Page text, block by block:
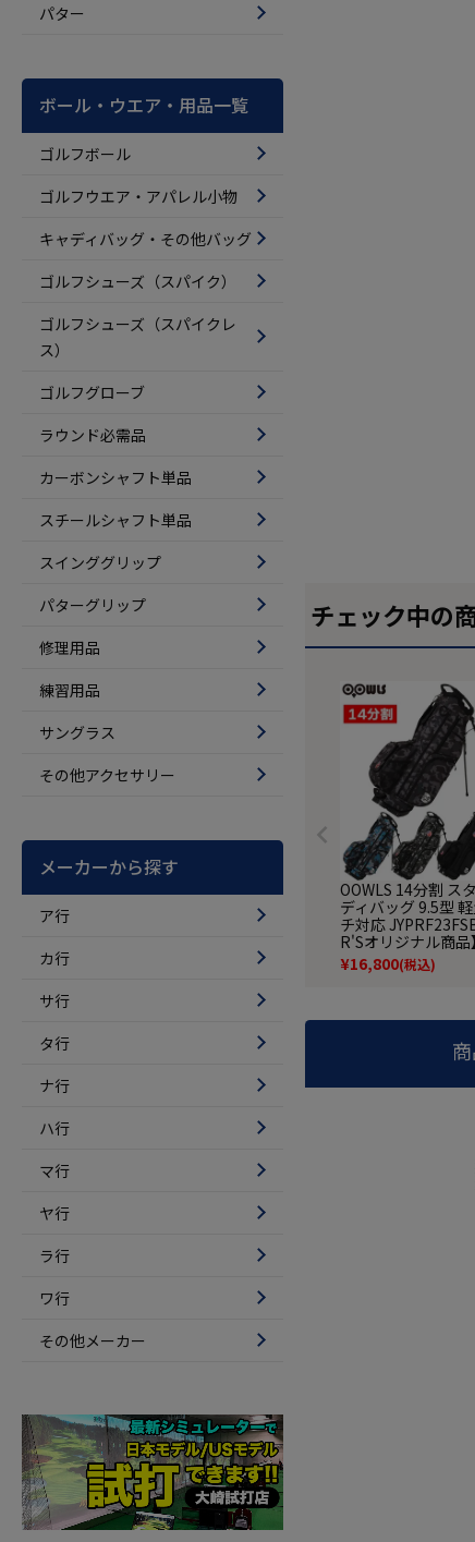
パター
ボール・ウエア・用品一覧
ゴルフボール
ゴルフウエア・アパレル小物
キャディバッグ・その他バッグ
ゴルフシューズ（スパイク）
ゴルフシューズ（スパイクレ
ス）
ゴルフグローブ
ラウンド必需品
カーボンシャフト単品
スチールシャフト単品
スインググリップ
パターグリップ
修理用品
練習用品
サングラス
その他アクセサリー
メーカーから探す
ア行
カ行
サ行
タ行
ナ行
ハ行
マ行
ヤ行
ラ行
ワ行
その他メーカー
チェック中の
OOWLS 14分割 ス
ディバッグ 9.5型
チ対応
R'Sオリジナル商品】
¥16,800(税込)